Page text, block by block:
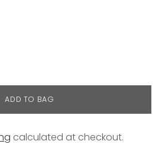
ADD TO BAG
calculated at checkout.